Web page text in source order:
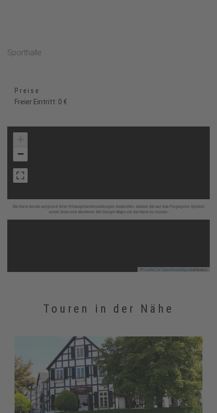
Sporthalle
Preise
Freier Eintritt: 0 €
Die Karte wurde aufgrund Ihrer Privatsphäreeinstellungen deaktiviert, klicken Sie auf das Fingerprint Symbol
unten links und aktivieren Sie Google Maps um die Karte zu nutzen.
−
Leaflet OpenStreetMapcontributors
Touren in der Nähe